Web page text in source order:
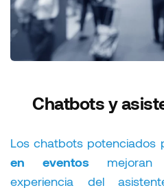
Chatbots y
Los chatbots potenciados
en eventos mejoran
experiencia del